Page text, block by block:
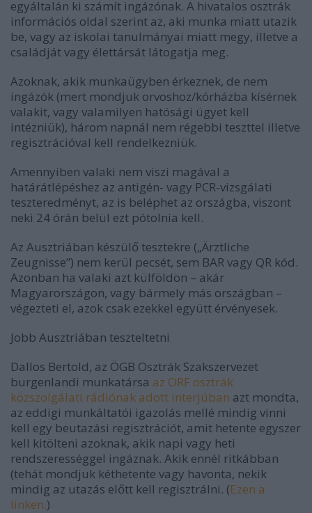
egyáltalán ki számít ingázónak. A hivatalos osztrák
információs oldal szerint az, aki munka miatt utazik
be, vagy az iskolai tanulmányai miatt megy, illetve a
családját vagy élettársát látogatja meg.
Azoknak, akik munkaügyben érkeznek, de nem
ingázók (mert mondjuk orvoshoz/kórházba kísérnek
valakit, vagy valamilyen hatósági ügyet kell
intézniük), három napnál nem régebbi teszttel illetve
regisztrációval kell rendelkezniük.
Amennyiben valaki nem viszi magával a
határátlépéshez az antigén- vagy PCR-vizsgálati
teszteredményt, az is beléphet az országba, viszont
neki 24 órán belül ezt pótolnia kell.
Az Ausztriában készülő tesztekre („Ärztliche
Zeugnisse”) nem kerül pecsét, sem BAR vagy QR kód.
Azonban ha valaki azt külföldön – akár
Magyarországon, vagy bármely más országban –
végezteti el, azok csak ezekkel együtt érvényesek.
Jobb Ausztriában teszteltetni
Dallos Bertold, az ÖGB Osztrák Szakszervezet
burgenlandi munkatársa az ORF osztrák
közszolgálati rádiónak adott interjúban azt mondta,
az eddigi munkáltatói igazolás mellé mindig vinni
kell egy beutazási regisztrációt, amit hetente egyszer
kell kitölteni azoknak, akik napi vagy heti
rendszerességgel ingáznak. Akik ennél ritkábban
(tehát mondjuk kéthetente vagy havonta, nekik
mindig az utazás előtt kell regisztrálni. (Ezen a
linken.)